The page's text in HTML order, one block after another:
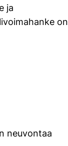
ja
on
neuvontaa